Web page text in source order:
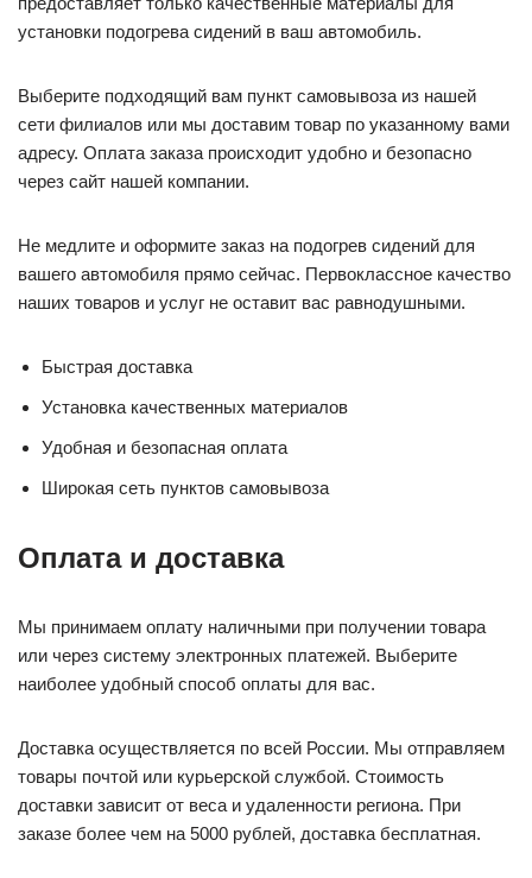
установки подогрева сидений в ваш автомобиль.
Выберите подходящий вам пункт самовывоза из нашей
сети филиалов или мы доставим товар по указанному вами
адресу. Оплата заказа происходит удобно и безопасно
через сайт нашей компании.
Не медлите и оформите заказ на подогрев сидений для
вашего автомобиля прямо сейчас. Первоклассное качество
наших товаров и услуг не оставит вас равнодушными.
Быстрая доставка
Установка качественных материалов
Удобная и безопасная оплата
Широкая сеть пунктов самовывоза
Оплата и доставка
Мы принимаем оплату наличными при получении товара
или через систему электронных платежей. Выберите
наиболее удобный способ оплаты для вас.
Доставка осуществляется по всей России. Мы отправляем
товары почтой или курьерской службой. Стоимость
доставки зависит от веса и удаленности региона. При
заказе более чем на 5000 рублей, доставка бесплатная.